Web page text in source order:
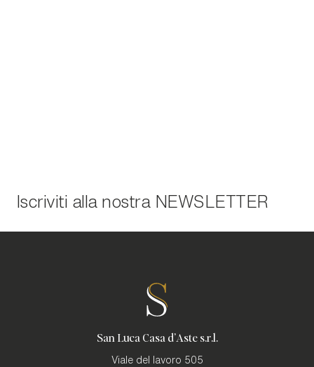
Iscriviti alla nostra NEWSLETTER
San Luca Casa d'Aste s.r.l.
Viale del lavoro 505